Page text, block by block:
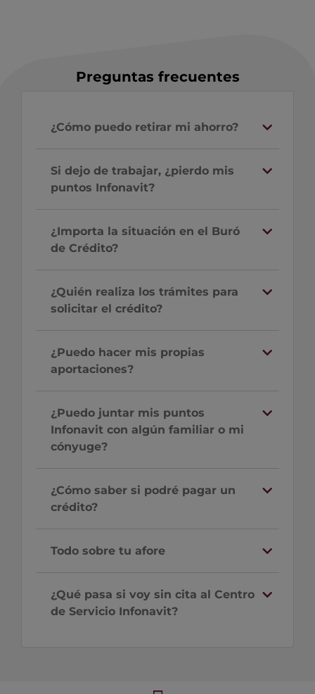
Preguntas frecuentes
¿Cómo puedo retirar mi ahorro?
Si dejo de trabajar, ¿pierdo mis
puntos Infonavit?
¿Importa la situación en el Buró
de Crédito?
¿Quién realiza los trámites para
solicitar el crédito?
¿Puedo hacer mis propias
aportaciones?
¿Puedo juntar mis puntos
Infonavit con algún familiar o mi
cónyuge?
¿Cómo saber si podré pagar un
crédito?
Todo sobre tu afore
¿Qué pasa si voy sin cita al Centro
de Servicio Infonavit?